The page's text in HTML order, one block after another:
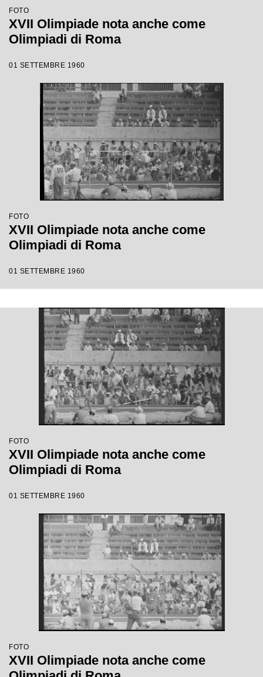
FOTO
XVII Olimpiade nota anche come
Olimpiadi di Roma
01 SETTEMBRE 1960
FOTO
XVII Olimpiade nota anche come
Olimpiadi di Roma
01 SETTEMBRE 1960
FOTO
XVII Olimpiade nota anche come
Olimpiadi di Roma
01 SETTEMBRE 1960
FOTO
XVII Olimpiade nota anche come